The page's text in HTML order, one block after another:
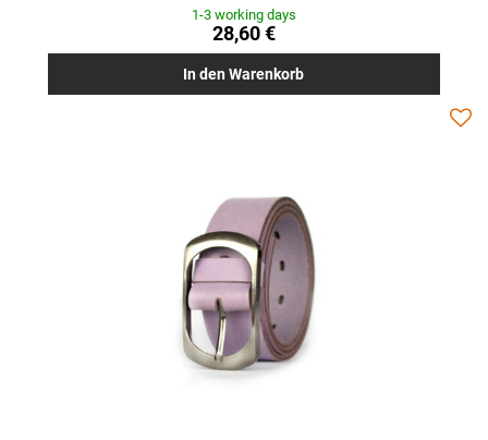
1-3 working days
28,60 €
In den Warenkorb